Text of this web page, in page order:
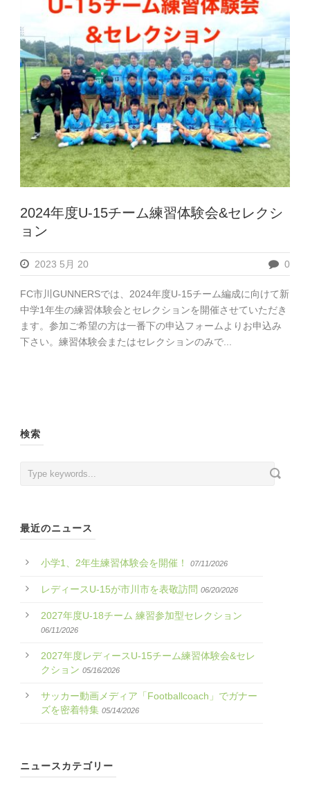
2024年度U-15チーム練習体験会&セレクシ
ョン
2023 5月 20 0
FC市川GUNNERSでは、2024年度U-15チーム編成に向けて新
中学1年生の練習体験会とセレクションを開催させていただき
ます。参加ご希望の方は一番下の申込フォームよりお申込み
下さい。練習体験会またはセレクションのみで...
検索
最近のニュース
小学1、2年生練習体験会を開催！ 07/11/2026
レディースU-15が市川市を表敬訪問 06/20/2026
2027年度U-18チーム 練習参加型セレクション
06/11/2026
2027年度レディースU-15チーム練習体験会&セレ
クション 05/16/2026
サッカー動画メディア「Footballcoach」でガナー
ズを密着特集 05/14/2026
ニュースカテゴリー